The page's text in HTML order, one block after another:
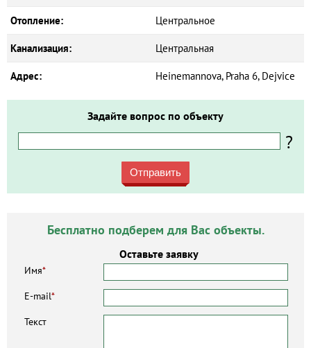
Отопление: Центральное
Канализация: Центральная
Адрес: Heinemannova, Praha 6, Dejvice
Задайте вопрос по объекту
?
Отправить
Бесплатно подберем для Вас объекты.
Оставьте заявку
Имя*
E-mail*
Текст